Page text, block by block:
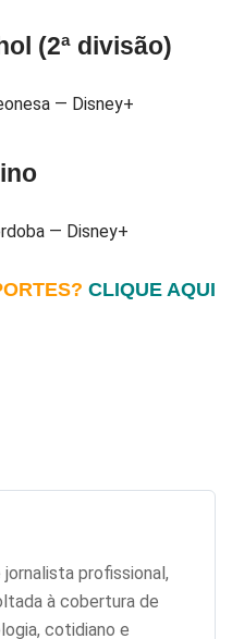
(2ª divisão)
— Disney+
— Disney+
CLIQUE AQUI
jornalista profissional,
à cobertura de
cotidiano e